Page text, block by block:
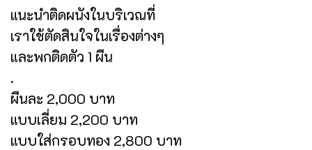
แนะนำติดผนังในบริเวณที่
เราใช้ตัดสินใจในเรื่องต่างๆ
และพกติดตัว 1 ผืน
.
ผืนละ 2,000 บาท
แบบเลี่ยม 2,200 บาท
แบบใส่กรอบทอง 2,800 บาท